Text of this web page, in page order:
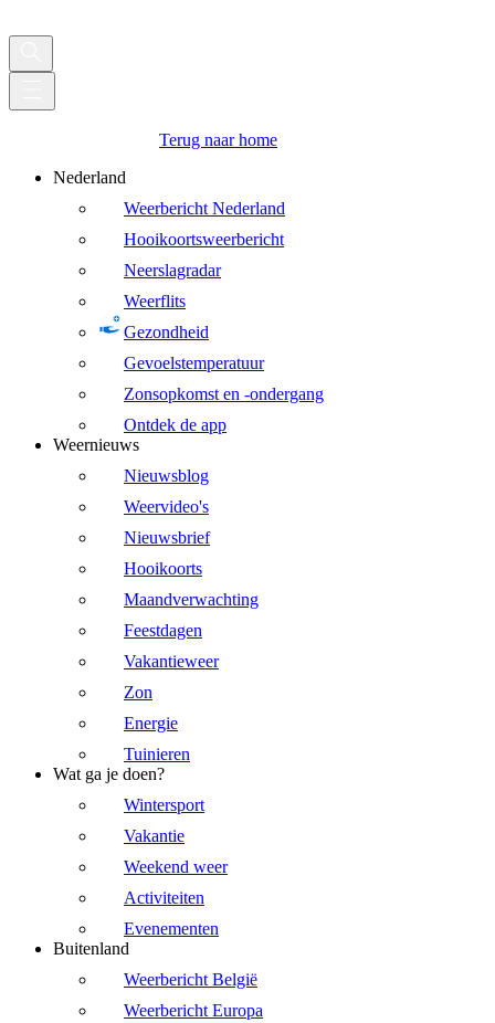
Terug naar home
Nederland
Weerbericht Nederland
Hooikoortsweerbericht
Neerslagradar
Weerflits
Gezondheid
Gevoelstemperatuur
Zonsopkomst en -ondergang
Ontdek de app
Weernieuws
Nieuwsblog
Weervideo's
Nieuwsbrief
Hooikoorts
Maandverwachting
Feestdagen
Vakantieweer
Zon
Energie
Tuinieren
Wat ga je doen?
Wintersport
Vakantie
Weekend weer
Activiteiten
Evenementen
Buitenland
Weerbericht België
Weerbericht Europa